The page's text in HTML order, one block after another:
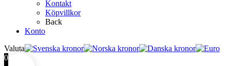
Kontakt
Köpvillkor
Back
Konto
Valuta
0